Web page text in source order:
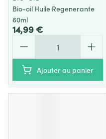
Bio-oil Huile Regenerante
60ml
14,99 €
Ajouter au panier